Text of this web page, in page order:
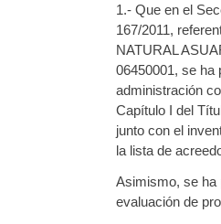
1.- Que en el
167/2011,
NATURAL
06450001, se ha
administración
Capítulo I del
junto con el
la lista de
Asimismo, se ha
evaluación de